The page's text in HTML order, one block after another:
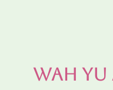
Wah Yu